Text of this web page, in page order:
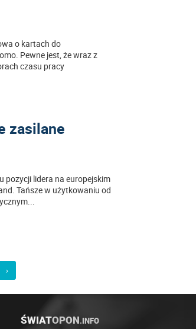
o kartach do
Pewne jest, że wraz z
czasu pracy
zasilane
pozycji lidera na europejskim
Tańsze w użytkowaniu od
...
›
ŚWIATOPON.INFO